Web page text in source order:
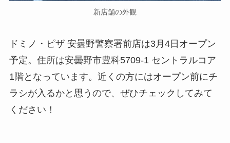
新店舗の外観
ドミノ・ピザ 安曇野警察署前店は3月4日オープン
予定。住所は安曇野市豊科5709-1 セントラルコア
1階となっています。近くの方にはオープン前にチ
ラシが入るかと思うので、ぜひチェックしてみて
ください！